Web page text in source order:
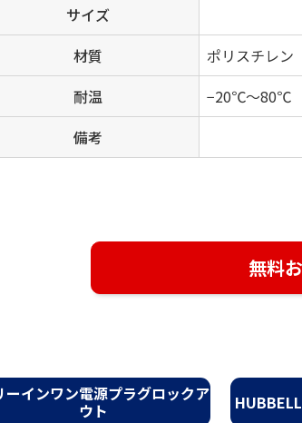
サイズ
材質
ポリスチレン
耐温
−20℃～80℃
備考
無料
ーインワン電源プラグロックア
ウト